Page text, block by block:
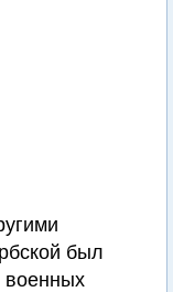
был
военных